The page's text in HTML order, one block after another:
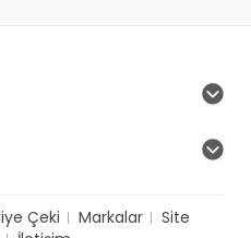
Çeki Markalar
Site